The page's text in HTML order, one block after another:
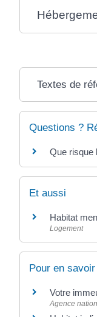
Textes de
Questions ?
Que risque
Et aussi
Habitat
Logement
Pour en
Votre
Agence